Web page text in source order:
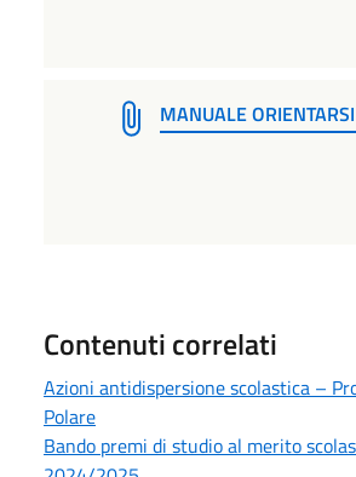
MANUALE
Contenuti correlati
Azioni antidispersione scolastica –
Polare
Bando premi di studio al merito